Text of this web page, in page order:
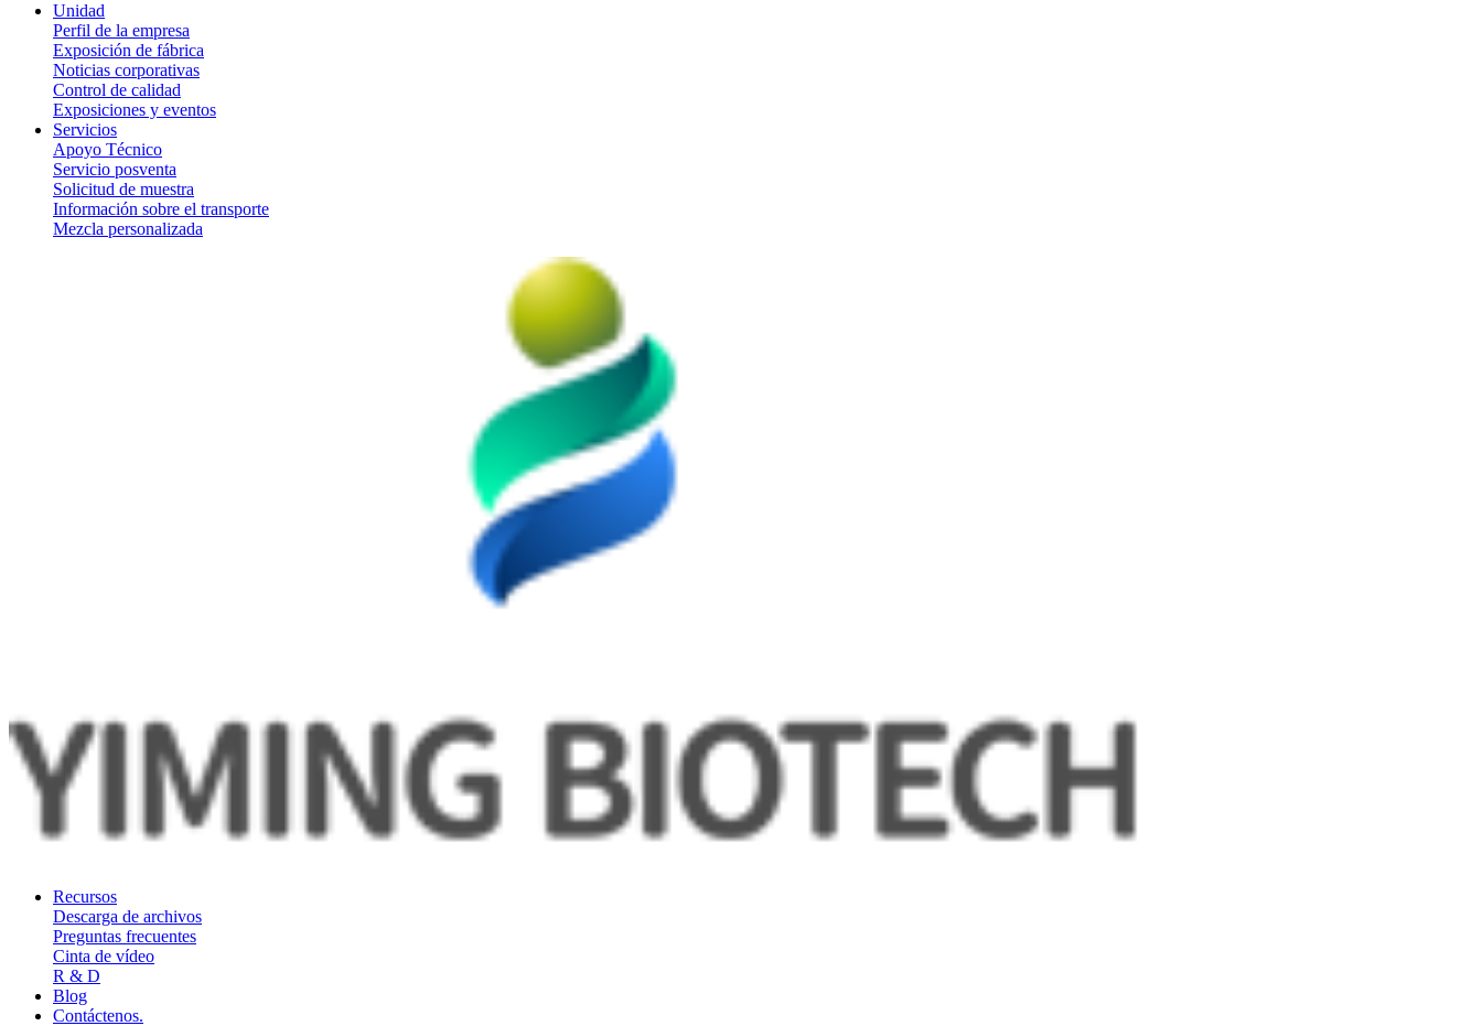
Unidad
Perfil de la empresa
Exposición de fábrica
Noticias corporativas
Control de calidad
Exposiciones y eventos
Servicios
Apoyo Técnico
Servicio posventa
Solicitud de muestra
Información sobre el transporte
Mezcla personalizada
Recursos
Descarga de archivos
Preguntas frecuentes
Cinta de vídeo
R & D
Blog
Contáctenos.